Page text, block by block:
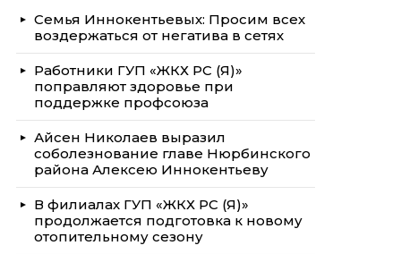
Семья Иннокентьевых: Просим всех
воздержаться от негатива в сетях
Работники ГУП «ЖКХ РС (Я)»
поправляют здоровье при
поддержке профсоюза
Айсен Николаев выразил
соболезнование главе Нюрбинского
района Алексею Иннокентьеву
В филиалах ГУП «ЖКХ РС (Я)»
продолжается подготовка к новому
отопительному сезону